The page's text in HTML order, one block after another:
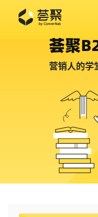
荟聚
营销人的学